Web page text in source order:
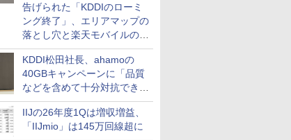
告げられた「KDDIのローミ
ング終了」、エリアマップの
落とし穴と楽天モバイルの課
題
KDDI松田社長、ahamoの
40GBキャンペーンに「品質
などを含めて十分対抗でき
る」
IIJの26年度1Qは増収増益、
「IIJmio」は145万回線超に